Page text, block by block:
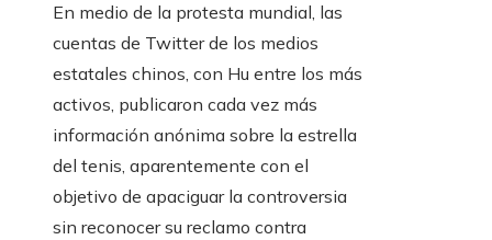
En medio de la protesta mundial, las
cuentas de Twitter de los medios
estatales chinos, con Hu entre los más
activos, publicaron cada vez más
información anónima sobre la estrella
del tenis, aparentemente con el
objetivo de apaciguar la controversia
sin reconocer su reclamo contra